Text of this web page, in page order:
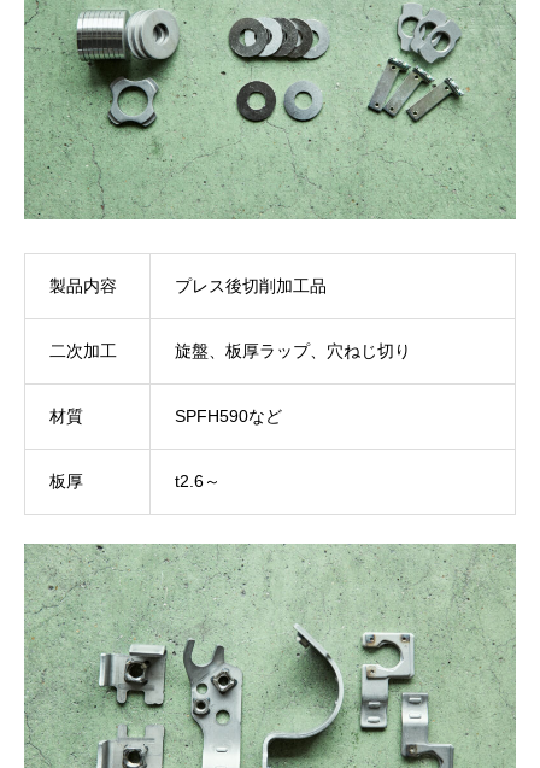
製品内容 プレス後切削加工品
二次加工 旋盤、板厚ラップ、穴ねじ切り
材質 SPFH590など
板厚 t2.6～